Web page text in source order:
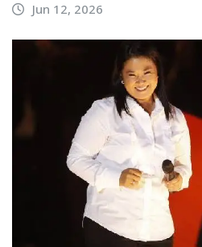
Jun 12, 2026